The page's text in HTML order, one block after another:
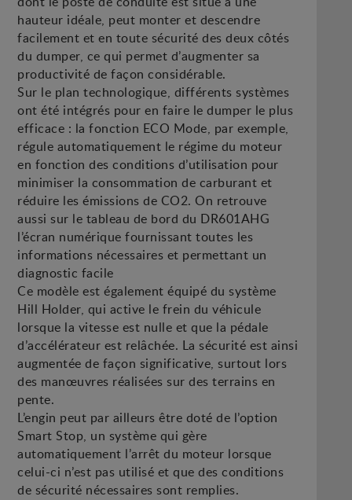
hauteur idéale, peut monter et descendre
facilement et en toute sécurité des deux côtés
du dumper, ce qui permet d’augmenter sa
productivité de façon considérable.
Sur le plan technologique, différents systèmes
ont été intégrés pour en faire le dumper le plus
efficace : la fonction ECO Mode, par exemple,
régule automatiquement le régime du moteur
en fonction des conditions d’utilisation pour
minimiser la consommation de carburant et
réduire les émissions de CO2. On retrouve
aussi sur le tableau de bord du DR601AHG
l’écran numérique fournissant toutes les
informations nécessaires et permettant un
diagnostic facile
Ce modèle est également équipé du système
Hill Holder, qui active le frein du véhicule
lorsque la vitesse est nulle et que la pédale
d’accélérateur est relâchée. La sécurité est ainsi
augmentée de façon significative, surtout lors
des manœuvres réalisées sur des terrains en
pente.
L’engin peut par ailleurs être doté de l’option
Smart Stop, un système qui gère
automatiquement l’arrêt du moteur lorsque
celui-ci n’est pas utilisé et que des conditions
de sécurité nécessaires sont remplies.